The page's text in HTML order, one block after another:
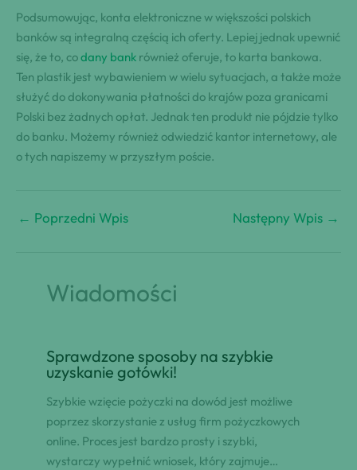
Podsumowując, konta elektroniczne w większości polskich
banków są integralną częścią ich oferty. Lepiej jednak upewnić
się, że to, codany bank również oferuje, to karta bankowa.
Ten plastik jest wybawieniem w wielu sytuacjach, a także może
służyć do dokonywania płatności do krajów poza granicami
Polski bez żadnych opłat. Jednak ten produkt nie pójdzie tylko
do banku. Możemy również odwiedzić kantor internetowy, ale
o tych napiszemy w przyszłym poście.
← Poprzedni Wpis Następny Wpis →
Wiadomości
Sprawdzone sposoby na szybkie
uzyskanie gotówki!
Szybkie wzięcie pożyczki na dowód jest możliwe
poprzez skorzystanie z usług firm pożyczkowych
online. Proces jest bardzo prosty i szybki,
wystarczy wypełnić wniosek, który zajmuje…